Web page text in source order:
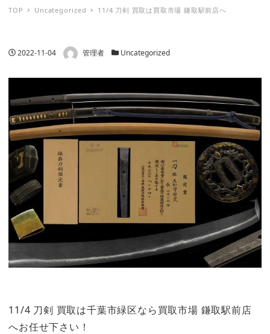
TOP Uncategorized 11/4 刀剣 買取は買取市場 鎌取駅前店へ
投稿日
2022-11-04 著者 管理者 カテゴリー
Uncategorized
11/4 刀剣 買取は千葉市緑区なら買取市場 鎌取駅前店
へお任せ下さい！